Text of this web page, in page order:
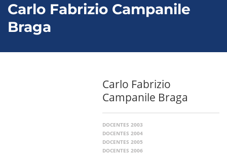
Carlo Fabrizio Campanile
Braga
Carlo Fabrizio
Campanile Braga
DOCENTES 2003
DOCENTES 2004
DOCENTES 2005
DOCENTES 2006